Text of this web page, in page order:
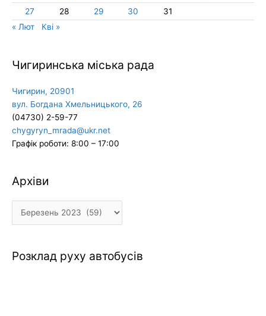
27
28 29 30
31
« Лют
Кві »
Чигиринська міська рада
Чигирин, 20901
вул. Богдана Хмельницького, 26
(04730) 2-59-77
chygyryn_mrada@ukr.net
Графік роботи: 8:00 – 17:00
Архіви
Архіви
Розклад руху автобусів